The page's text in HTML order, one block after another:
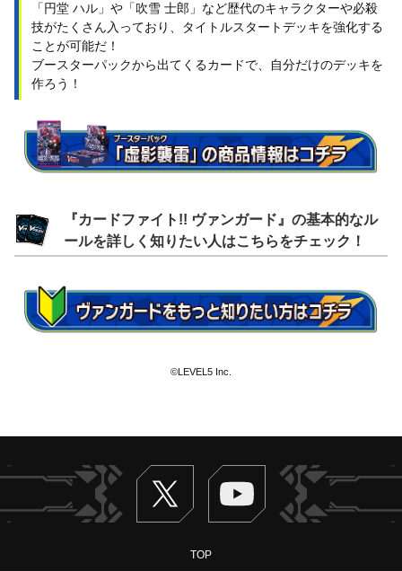
「円堂 ハル」や「吹雪 士郎」など歴代のキャラクターや必殺
技がたくさん入っており、タイトルスタートデッキを強化する
ことが可能だ！
ブースターパックから出てくるカードで、自分だけのデッキを
作ろう！
『カードファイト!! ヴァンガード』の基本的なル
ールを詳しく知りたい人はこちらをチェック！
©LEVEL5 Inc.
Twitter ヴァンガードch
TOP